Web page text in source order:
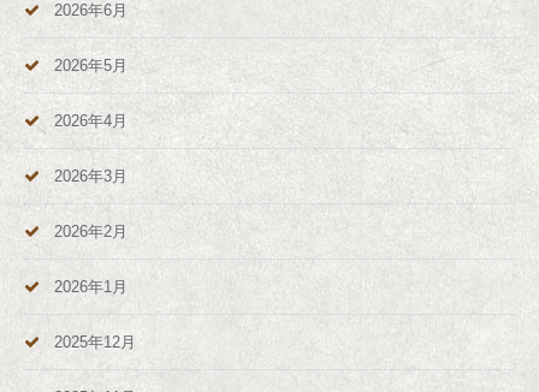
2026年6月
2026年5月
2026年4月
2026年3月
2026年2月
2026年1月
2025年12月